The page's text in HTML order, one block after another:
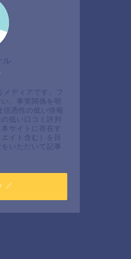
ル
メディアです。フ
、事実関係を明
憑性の低い情報
低い口コミ評判
サイトに存在す
イト含む）を目
いただいて記事
／